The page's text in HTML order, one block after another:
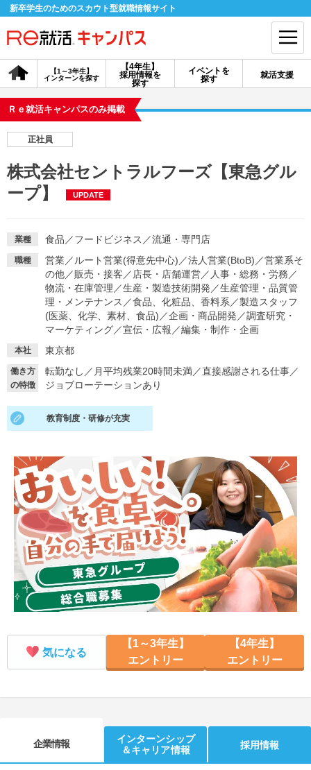
新卒学生のためのスカウト型就職情報サイト
【4年生】
採用情報を
探す
【1～3年生】
インターンを探す
イベントを
探す
就活支援
会員登録 ログイン
探す
【4年生】
イベントを探す スカウト お知らせ
就活ノウハウ・サポート
就活支援
就活ノウハウが満載！
就活コラム
適職診断
あなたに合う仕事を診断！
就活時事ニュースを更新 不明点があればこちら
Ｒｅ就活キャンパスのみ掲載
正社員
株式会社セントラルフーズ【東急グル
ープ】
UPDATE
業種 食品 ／フードビジネス ／流通・専門店
職種 営業／ ルート営業(得意先中心) ／法人営業(BtoB) ／営業系そ
の他／販売・接客 ／ 店長・店舗運営／ 人事・総務・労務 ／
物流・在庫管理 ／生産・製造技術開発 ／生産管理・品質管
理・メンテナンス ／食品、化粧品、香料系 ／製造スタッフ
(医薬、化学、素材、食品) ／企画・商品開発 ／調査研究・
マーケティング／宣伝・広報 ／編集・制作・企画
本社 東京都
働き方
の特徴
転勤なし ／ 月平均残業20時間未満／直接感謝される仕事／
ジョブローテーションあり
教育制度・研修が充実
気になる
【1～3年生】
エントリー
【4年生】
エントリー
企業情報
インターンシップ
＆キャリア情報
採用情報